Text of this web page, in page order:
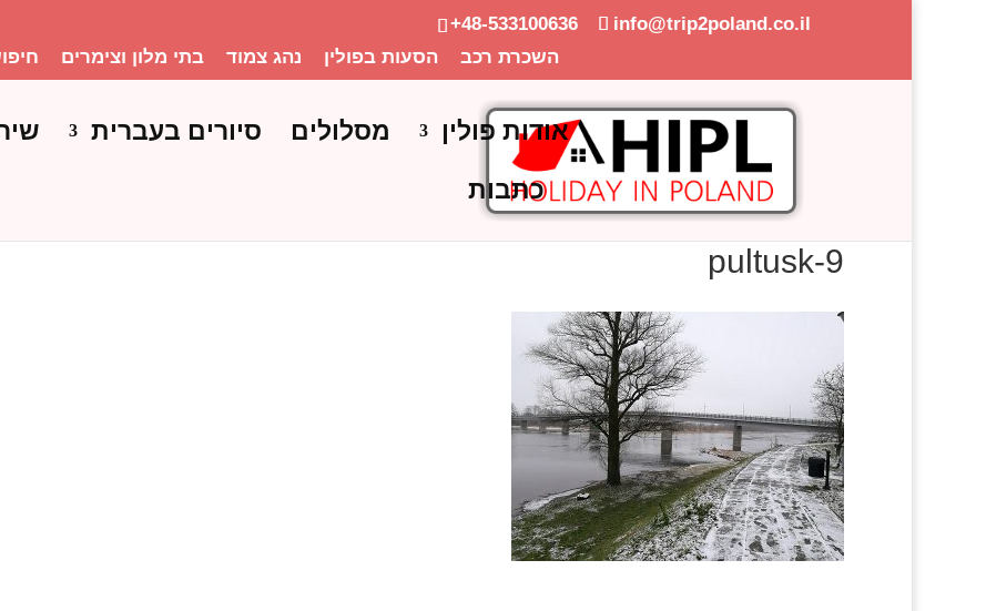
+48-533100636
info@trip2poland.co.il
השכרת רכב
הסעות בפולין נהג צמוד בתי מלון וצימרים
אודות פולין מסלולים סיורים בעברית
כתבות
pultusk-9